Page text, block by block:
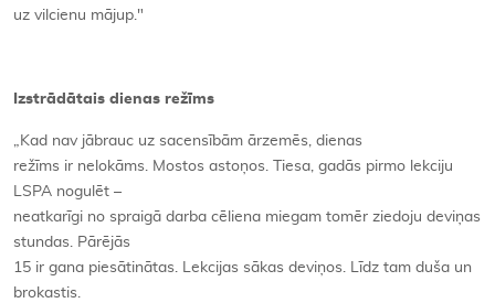
uz vilcienu mājup."
Izstrādātais dienas režīms
„Kad nav jābrauc uz sacensībām ārzemēs, dienas
režīms ir nelokāms. Mostos astoņos. Tiesa, gadās pirmo lekciju
LSPA nogulēt –
neatkarīgi no spraigā darba cēliena miegam tomēr ziedoju deviņas
stundas. Pārējās
15 ir gana piesātinātas. Lekcijas sākas deviņos. Līdz tam duša un
brokastis.